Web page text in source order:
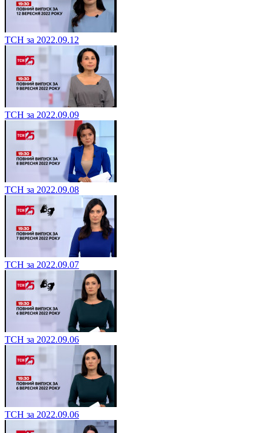
ТСН за 2022.09.12
ТСН за 2022.09.09
ТСН за 2022.09.08
ТСН за 2022.09.07
ТСН за 2022.09.06
ТСН за 2022.09.06